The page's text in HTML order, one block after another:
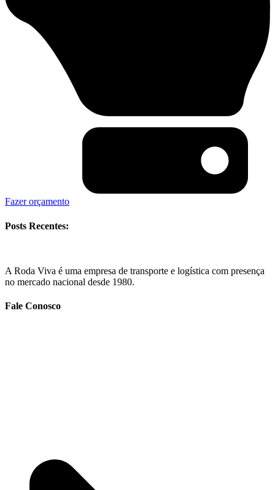
Fazer orçamento
Posts Recentes:
A Roda Viva é uma empresa de transporte e logística com presença
no mercado nacional desde 1980.
Fale Conosco